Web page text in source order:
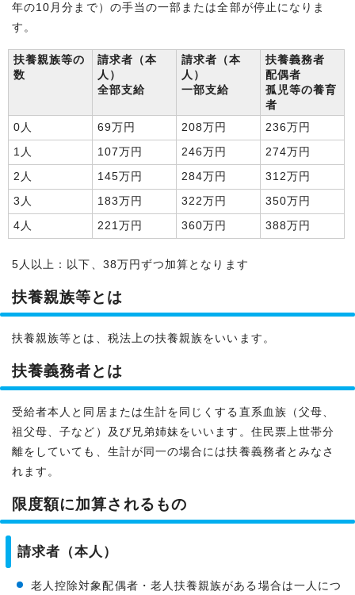
年の10月分まで）の手当の一部または全部が停止になりま
す。
扶養親族等の
数
請求者（本
人）
全部支給
請求者（本
人）
一部支給
扶養義務者
配偶者
孤児等の養育
者
0人
69万円 208万円 236万円
1人 107万円 246万円 274万円
2人 145万円 284万円 312万円
3人 183万円 322万円 350万円
4人 221万円 360万円 388万円
5人以上：以下、38万円ずつ加算となります
扶養親族等とは
扶養親族等とは、税法上の扶養親族をいいます。
扶養義務者とは
受給者本人と同居または生計を同じくする直系血族（父母、
祖父母、子など）及び兄弟姉妹をいいます。住民票上世帯分
離をしていても、生計が同一の場合には扶養義務者とみなさ
れます。
限度額に加算されるもの
請求者（本人）
老人控除対象配偶者・老人扶養親族がある場合は一人につ